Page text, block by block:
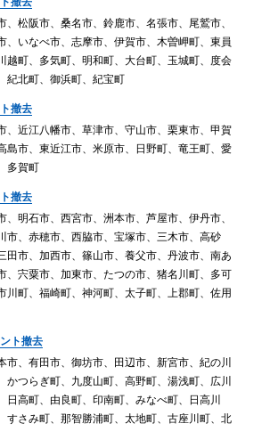
、松阪市、桑名市、鈴鹿市、名張市、尾鷲市、
、いなべ市、志摩市、伊賀市、木曽岬町、東員
越町、多気町、明和町、大台町、玉城町、度会
紀北町、御浜町、紀宝町
撤去
、近江八幡市、草津市、守山市、栗東市、甲賀
島市、東近江市、米原市、日野町、竜王町、愛
多賀町
撤去
、明石市、西宮市、洲本市、芦屋市、伊丹市、
市、赤穂市、西脇市、宝塚市、三木市、高砂
田市、加西市、篠山市、養父市、丹波市、南あ
、宍粟市、加東市、たつの市、猪名川町、多可
川町、福崎町、神河町、太子町、上郡町、佐用
ト撤去
市、有田市、御坊市、田辺市、新宮市、紀の川
かつらぎ町、九度山町、高野町、湯浅町、広川
日高町、由良町、印南町、みなべ町、日高川
すさみ町、那智勝浦町、太地町、古座川町、北